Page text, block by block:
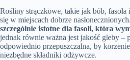
Rośliny strączkowe, takie jak bób,
się w miejscach dobrze nasłonecznionych.
szczególnie istotne dla fasoli, która
jednak równie ważna jest jakość gleby –
odpowiednio przepuszczalna, by
niezbędne składniki odżywcze.